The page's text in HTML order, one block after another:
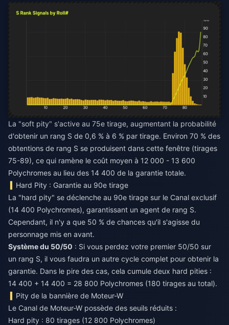
La "soft pity" s'active au 75e tirage, augmentant la probabilité
d'obtenir un rang S de 0,6 % à 6 % par tirage. Environ 70 % des
obtentions de rang S se produisent dans cette fenêtre (tirages
75-89), ce qui ramène le coût moyen à 12 000 - 13 600
Polychromes au lieu des 14 400 de la garantie totale.
Hard Pity : Garantie au 90e tirage
La "hard pity" se déclenche au 90e tirage sur le Canal exclusif
(14 400 Polychromes), garantissant un agent de rang S.
Cependant, il n'y a que 50 % de chances qu'il s'agisse du
personnage mis en avant.
Système du 50/50 : Si vous perdez votre premier 50/50 sur
un rang S, il vous faudra un autre cycle complet pour obtenir la
garantie. Dans le pire des cas, cela cumule deux hard pities :
14 400 + 14 400 = 28 800 Polychromes (180 tirages au total).
Pity de la bannière de Moteur-W
Le Canal de Moteur-W possède des seuils réduits :
Hard pity : 80 tirages (12 800 Polychromes)